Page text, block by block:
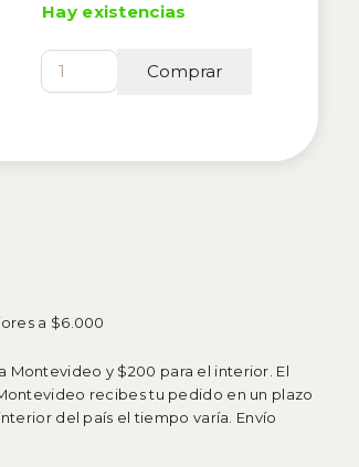
Hay existencias
Mini
turquesa
Comprar
a $6.000
Montevideo y $200 para el interior. El
recibes tu pedido en un plazo
del país el tiempo varía. Envío